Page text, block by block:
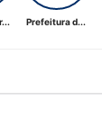
Prefeitura d...